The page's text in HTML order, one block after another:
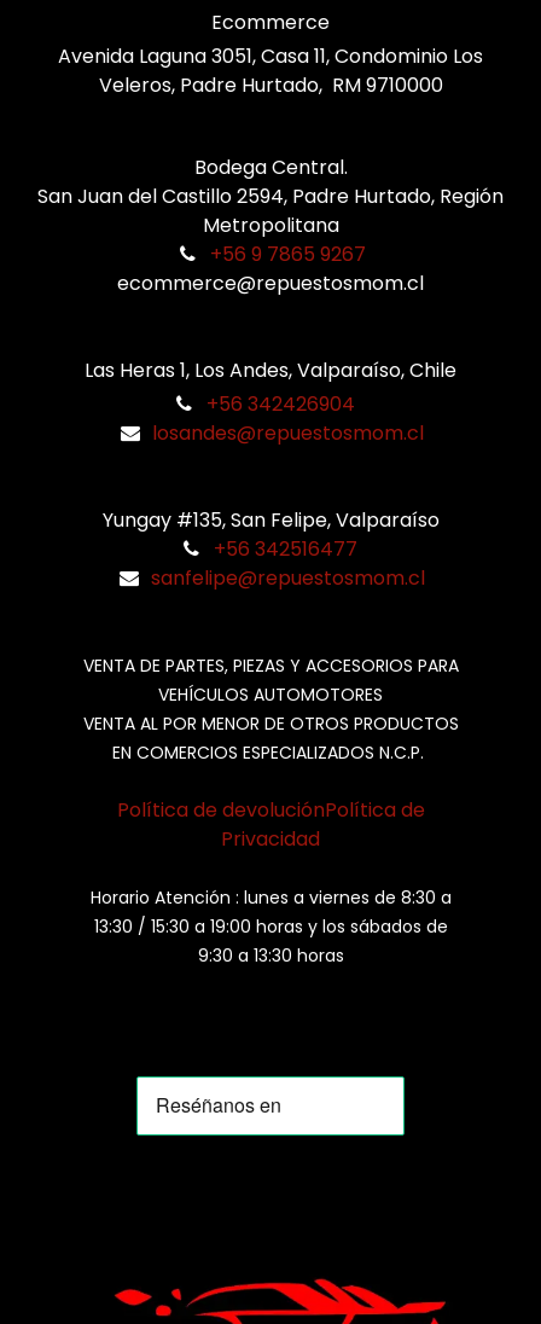
Ecommerce
Avenida Laguna 3051, Casa 11, Condominio Los
Veleros, Padre Hurtado, RM 9710000
Bodega Central.
San Juan del Castillo 2594, Padre Hurtado, Región
Metropolitana
+56 9 7865 9267
ecommerce@repuestosmom.cl
Las Heras 1, Los Andes, Valparaíso, Chile
+56 342426904
losandes@repuestosmom.cl
Yungay #135, San Felipe, Valparaíso
+56 342516477
sanfelipe@repuestosmom.cl
VENTA DE PARTES, PIEZAS Y ACCESORIOS PARA
VEHÍCULOS AUTOMOTORES
VENTA AL POR MENOR DE OTROS PRODUCTOS
EN COMERCIOS ESPECIALIZADOS N.C.P.
Política de devoluciónPolítica de
Privacidad
Horario Atención : lunes a viernes de 8:30 a
13:30 / 15:30 a 19:00 horas y los sábados de
9:30 a 13:30 horas